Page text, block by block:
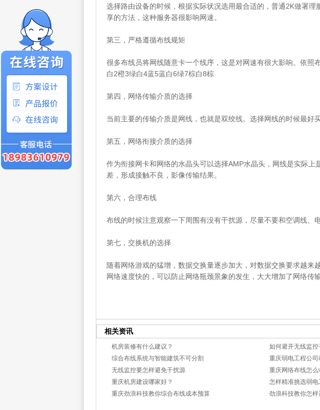
选择路由设备的时候，根据实际状况选用最合适的，普通2K做署理
享的方法，这种服务器很影响网速。
第三，严格遵循布线规矩
很多布线员将网线随意卡一个线序，这是对网速有很大影响。依照
白2橙3绿白4蓝5蓝白6绿7棕白8棕
第四，网络传输介质的选择
当前主要的传输介质是网线，也就是双绞线。选择网线的时候最好
第五，网络衔接介质的选择
作为衔接网卡和网络的水晶头可以选择AMP水晶头，网线是实际上
差，形成接触不良，影像传输结果。
第六，合理布线
布线的时候注意观察一下周围有没有干扰源，尽量不要和空调线、
第七，交换机的选择
随着网络游戏的猛增，数据交换量逐步加大，对数据交换要求越来
网络速度快的，可以防止网络瓶颈景象的发生，大大增加了网络传输
相关资讯
机房装修有什么建议？
如何避开无线监控
综合布线系统与智能建筑不可分割
重庆弱电工程公
无线监控要怎样避免干扰源
重庆网络布线怎么
重庆机房建设哪家好？
怎样精准挑选弱
重庆劲浪科技教你综合布线成本预算
劲浪科技教你怎样